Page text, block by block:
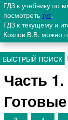
ГДЗ к учебнику по
посмотреть тут.
ГДЗ к текущему и
Козлов В.В. можно
БЫСТРЫЙ ПОИСК
Часть